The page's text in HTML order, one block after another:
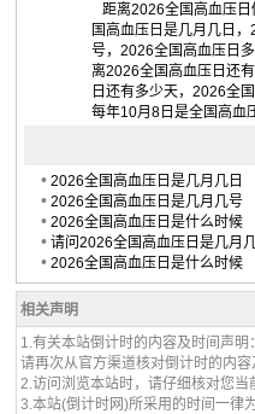
距离2026全国高血压日
国高血压日是几月几日
号，2026全国高血压日
离2026全国高血压日还
日还有多少天，2026全
每年10月8日是全国高血
• 2026全国高血压日是几月几日
• 2026全国高血压日是几月几号
• 2026全国高血压日是什么时候
• 请问2026全国高血压日是几月
• 2026全国高血压日是什么时候
相关声明
1.有关本站倒计时的内容及时间声
请再次从官方渠道核对倒计时的内
2.访问浏览本站时，请仔细核对您
3.本站(倒计时网)所采用的时间一律